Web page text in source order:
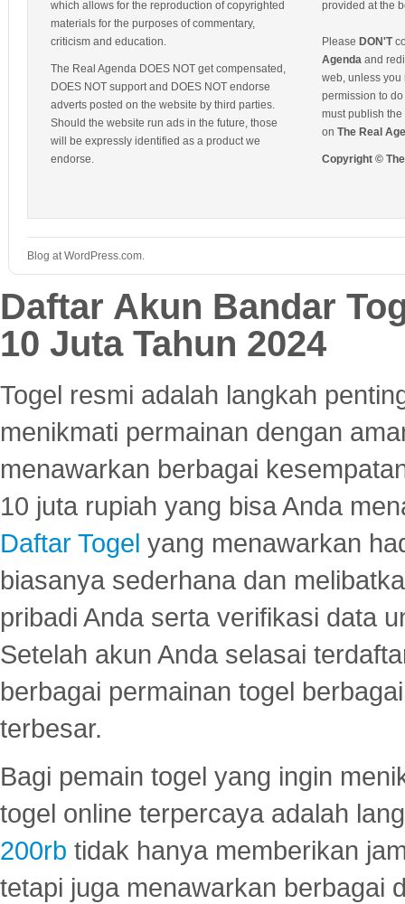
which allows for the reproduction of copyrighted
materials for the purposes of commentary,
criticism and education.
The Real Agenda DOES NOT get compensated,
DOES NOT support and DOES NOT endorse
adverts posted on the website by third parties.
Should the website run ads in the future, those
will be expressly identified as a product we
endorse.
provided at the
Please DON'T
Agenda and
web, unless you
permission to
must publish
on The Real
Copyright ©
Blog at WordPress.com.
Daftar Akun Bandar
10 Juta Tahun 2024
Togel resmi adalah langkah
menikmati permainan dengan
menawarkan berbagai
10 juta rupiah yang bisa Anda
Daftar Togel yang menawarkan
biasanya sederhana dan
pribadi Anda serta verifikasi data
Setelah akun Anda selasai
berbagai permainan togel
terbesar.
Bagi pemain togel yang ingin
togel online terpercaya adalah
200rb tidak hanya memberikan
tetapi juga menawarkan berbagai